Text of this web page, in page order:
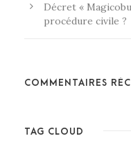
Décret «
procédure civile ?
COMMENTAIRES
TAG CLOUD